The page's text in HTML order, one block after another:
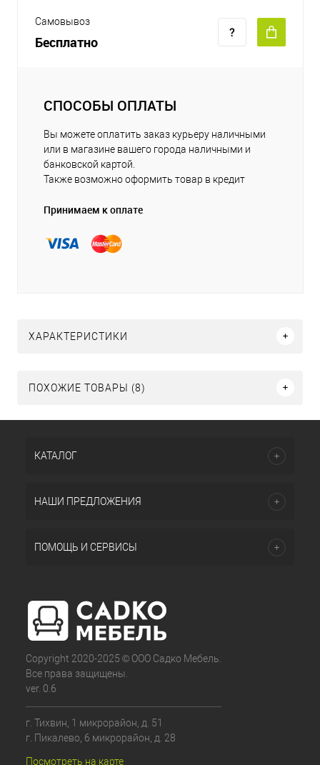
Самовывоз
Бесплатно
СПОСОБЫ ОПЛАТЫ
Вы можете оплатить заказ курьеру наличными
или в магазине вашего города наличными и
банковской картой.
Также возможно оформить товар в кредит
Принимаем к оплате
ХАРАКТЕРИСТИКИ
ПОХОЖИЕ ТОВАРЫ (8)
КАТАЛОГ
НАШИ ПРЕДЛОЖЕНИЯ
ПОМОЩЬ И СЕРВИСЫ
Copyright 2020-2025 © ООО Садко Мебель.
Все права защищены.
ver. 0.6
г. Тихвин, 1 микрорайон, д. 51
г. Пикалево, 6 микрорайон, д. 28
Посмотреть на карте